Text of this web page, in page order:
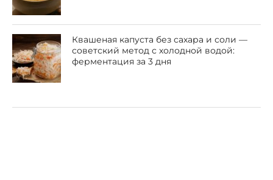
Квашеная капуста без сахара и соли —
советский метод с холодной водой:
ферментация за 3 дня